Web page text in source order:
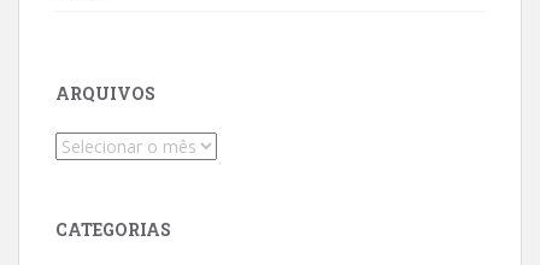
ARQUIVOS
Arquivos
CATEGORIAS